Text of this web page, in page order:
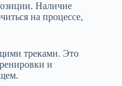
Наличие
на процессе,
треками. Это
и